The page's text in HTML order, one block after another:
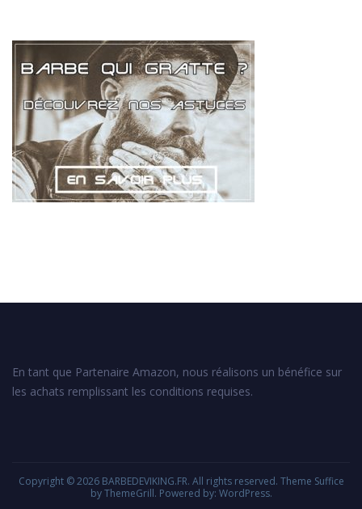
En tant que Partenaire Amazon, nous réalisons un bénéfice sur
les achats remplissant les conditions requises.
Copyright © 2026 BARBEDEVIKING.FR. All rights reserved. Theme Suffice
by ThemeGrill. Powered by: WordPress.